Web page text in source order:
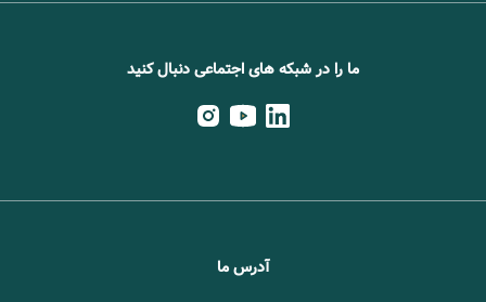
ما را در شبکه های اجتماعی دنبال کنید
آدرس ما